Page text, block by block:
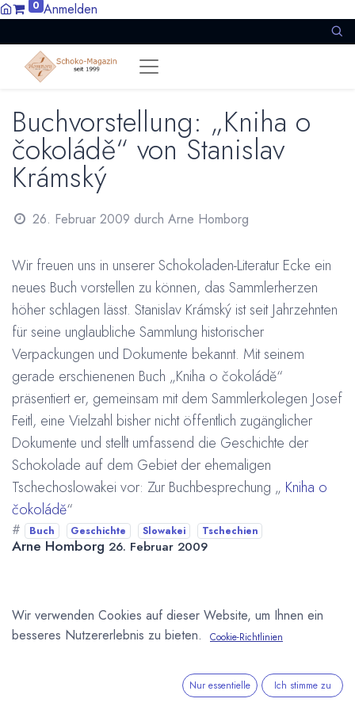
0 Anmelden
Buchvorstellung: „Kniha o
čokoládě“ von Stanislav
Krámský
26. Februar 2009 durch Arne Homborg
Wir freuen uns in unserer Schokoladen-Literatur Ecke ein
neues Buch vorstellen zu können, das Sammlerherzen
höher schlagen lässt. Stanislav Krámský ist seit Jahrzehnten
für seine unglaubliche Sammlung historischer
Verpackungen und Dokumente bekannt. Mit seinem
gerade erschienenen Buch „Kniha o čokoládě“
präsentiert er, gemeinsam mit dem Sammlerkolegen Josef
Feitl, eine Vielzahl bisher nicht öffentlich zugänglicher
Dokumente und stellt umfassend die Geschichte der
Schokolade auf dem Gebiet der ehemaligen
Tschechoslowakei vor: Zur Buchbesprechung „ Kniha o
čokoládě“
# Buch Geschichte Slowakei Tschechien
Arne Homborg 26. Februar 2009
DIESEN BEITRAG TEILEN
Wir verwenden Cookies auf dieser Website, um Ihnen ein
besseres Nutzererlebnis zu bieten.
Cookie-Richtlinien
Nur essentielle Ich stimme zu